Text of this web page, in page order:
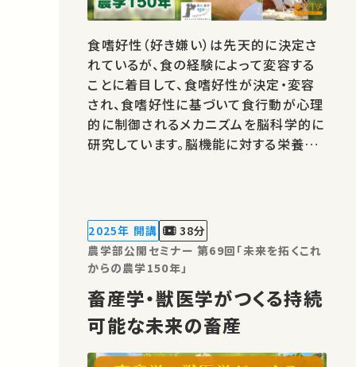
食嗜好性（好き嫌い）は先天的に決定さ
れているが、食の経験によって変容する
ことに着目して、食嗜好性が決定・変容
され、食嗜好性に基づいて食行動が心理
的に制御されるメカニズムを脳科学的に
研究しています。脳機能に対する栄養素
農学部
2025年 開講
38分
農学部公開セミナー 第69回「未来を拓くこれ
からの農学150年」
畜産学・獣医学がつくる持続
可能な未来の畜産